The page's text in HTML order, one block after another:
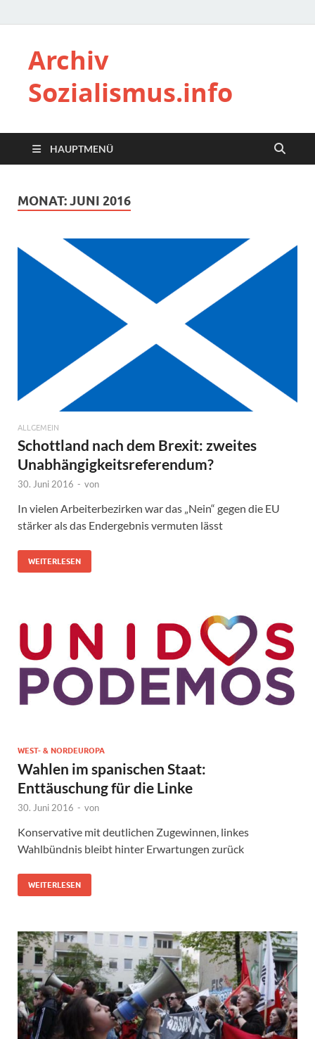
Archiv
Sozialismus.info
HAUPTMENÜ
MONAT:JUNI 2016
ALLGEMEIN
Schottland nach dem Brexit: zweites
Unabhängigkeitsreferendum?
30. Juni 2016 - von
In vielen Arbeiterbezirken war das „Nein“ gegen die EU
stärker als das Endergebnis vermuten lässt
WEITERLESEN
WEST- & NORDEUROPA
Wahlen im spanischen Staat:
Enttäuschung für die Linke
30. Juni 2016 - von
Konservative mit deutlichen Zugewinnen, linkes
Wahlbündnis bleibt hinter Erwartungen zurück
WEITERLESEN